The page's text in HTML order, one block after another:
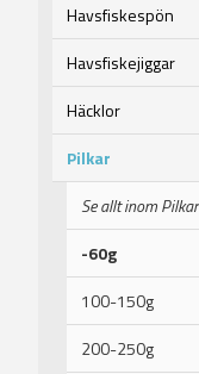
Havsfiskespön
Havsfiskejiggar
Häcklor
Pilkar
Se allt inom Pilkar
-60g
100-150g
200-250g